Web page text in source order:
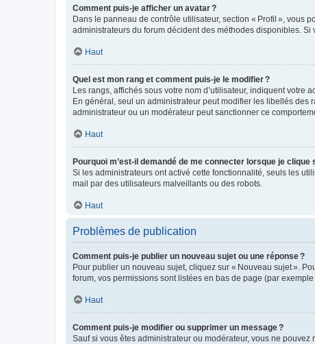
Comment puis-je afficher un avatar ?
Dans le panneau de contrôle utilisateur, section « Profil », vous
administrateurs du forum décident des méthodes disponibles.
Haut
Quel est mon rang et comment puis-je le modifier ?
Les rangs, affichés sous votre nom d’utilisateur, indiquent
En général, seul un administrateur peut modifier les libellés
administrateur ou un modérateur peut sanctionner ce
Haut
Pourquoi m’est-il demandé de me connecter lorsque je clique
Si les administrateurs ont activé cette fonctionnalité, seuls les
mail par des utilisateurs malveillants ou des robots.
Haut
Problèmes de publication
Comment puis-je publier un nouveau sujet ou une réponse ?
Pour publier un nouveau sujet, cliquez sur « Nouveau sujet ».
forum, vos permissions sont listées en bas de page (par
Haut
Comment puis-je modifier ou supprimer un message ?
Sauf si vous êtes administrateur ou modérateur, vous ne